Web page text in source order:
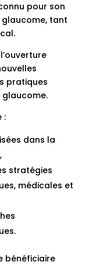
pour son
tant
pratiques
glaucome.
:
dans la
stratégies
médicales et
bénéficiaire